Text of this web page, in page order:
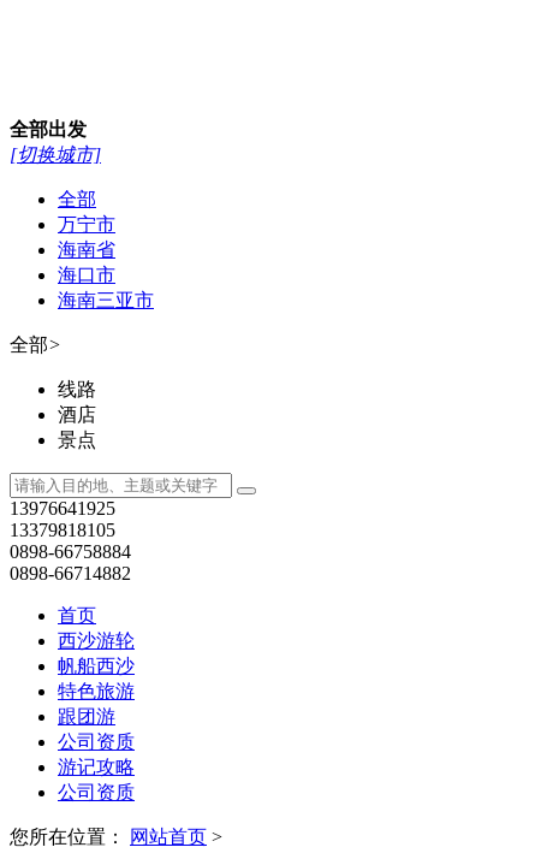
全部出发
[切换城市]
全部
万宁市
海南省
海口市
海南三亚市
全部>
线路
酒店
景点
13976641925
13379818105
0898-66758884
0898-66714882
首页
西沙游轮
帆船西沙
特色旅游
跟团游
公司资质
游记攻略
公司资质
您所在位置： 网站首页 >